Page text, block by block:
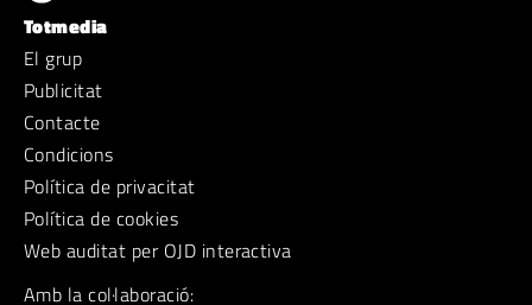
Totmedia
El grup
Publicitat
Contacte
Condicions
Política de privacitat
Política de cookies
Web auditat per OJD interactiva
Amb la col·laboració: